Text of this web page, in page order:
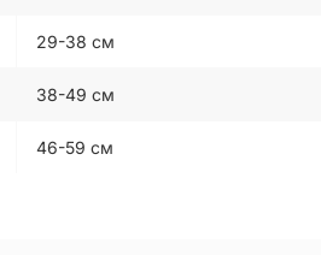
29-38 см
38-49 см
46-59 см